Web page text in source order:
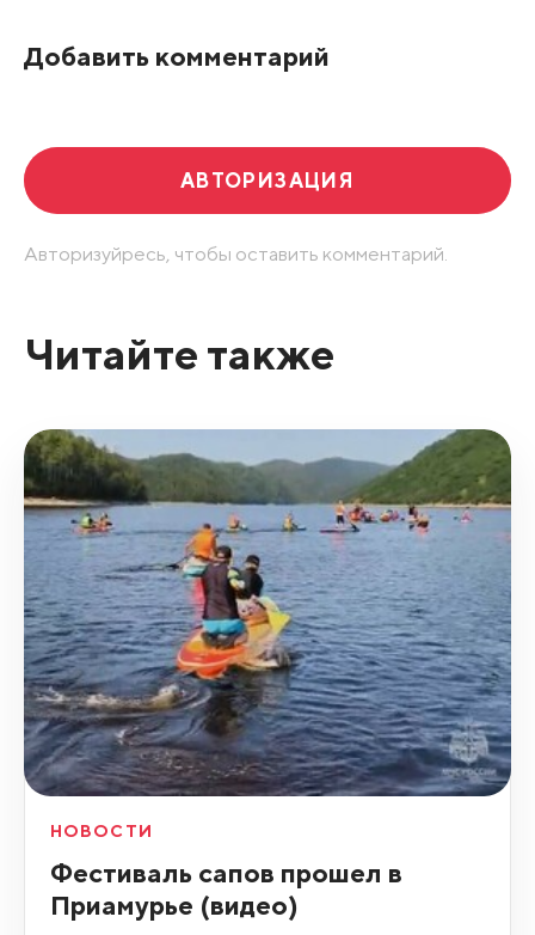
Добавить комментарий
АВТОРИЗАЦИЯ
Авторизуйресь, чтобы оставить комментарий.
Читайте также
НОВОСТИ
Фестиваль сапов прошел в
Приамурье (видео)